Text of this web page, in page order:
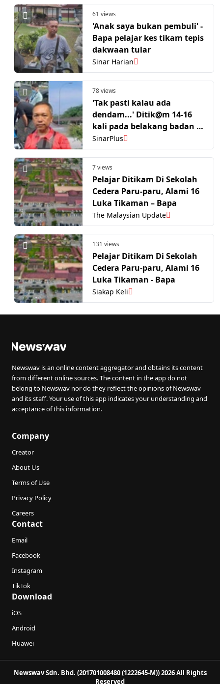
61 views
'Anak saya bukan pembuli' -
Bapa pelajar kes tikam tepis
dakwaan tular
Sinar Harian
78 views
'Tak pasti kalau ada
dendam...' Ditik@m 14-16
kali pada belakang badan &
muka, peparu kiri cedera.
Rupanya pernah sekelas!
SinarPlus
7 views
Pelajar Ditikam Di Sekolah
Cedera Paru-paru, Alami 16
Luka Tikaman – Bapa
The Malaysian Update
131 views
Pelajar Ditikam Di Sekolah
Cedera Paru-paru, Alami 16
Luka Tikaman - Bapa
Siakap Keli
Newswav is an online content aggregator and obtains its content
from different online sources. The content in the app do not
belong to Newswav nor do they reflect the opinions of Newswav
and its staff. Your use of this app indicates your understanding and
acceptance of this information.
Company
Creator
About Us
Terms of Use
Privacy Policy
Careers
Contact
Email
Facebook
Instagram
TikTok
Download
iOS
Android
Huawei
Newswav Sdn. Bhd. (201701008480 (1222645-M)) 2026 All Rights
Reserved